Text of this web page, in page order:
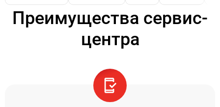
Преимущества сервис-
центра